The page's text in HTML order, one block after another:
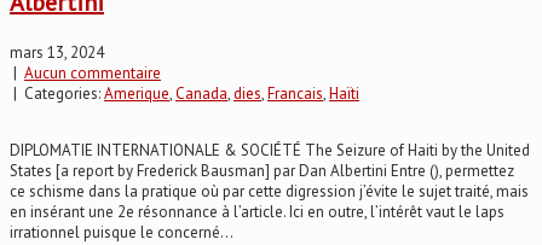
mars 13, 2024
| Aucun commentaire
| Categories:Amerique,Canada,dies,Francais,Haïti
DIPLOMATIE INTERNATIONALE & SOCIÉTÉ The Seizure of Haiti by the United
States [a report by Frederick Bausman] par Dan Albertini Entre (), permettez
ce schisme dans la pratique où par cette digression j’évite le sujet traité, mais
en insérant une 2e résonnance à l’article. Ici en outre, l’intérêt vaut le laps
irrationnel puisque le concerné...